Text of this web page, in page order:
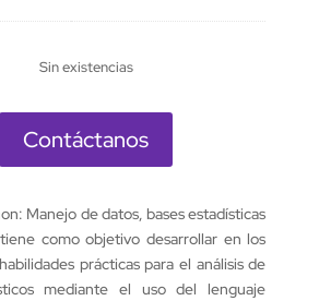
Sin existencias
Contáctanos
Manejo de datos, bases estadísticas
como objetivo desarrollar en los
prácticas para el análisis de
mediante el uso del lenguaje